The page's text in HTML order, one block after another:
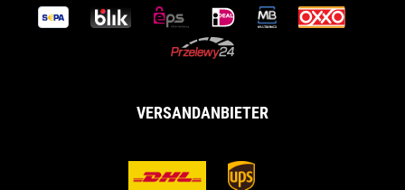
VERSANDANBIETER